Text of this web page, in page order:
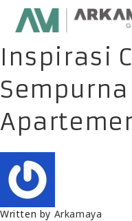
Inspirasi
Written by Arkamaya